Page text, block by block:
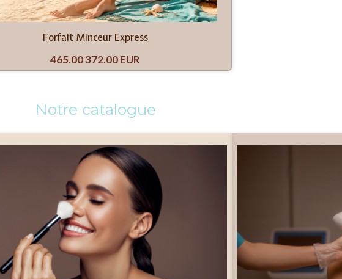
Forfait Minceur Express
465.00372.00 EUR
Notre catalogue